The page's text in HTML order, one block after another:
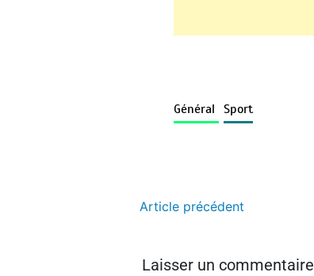
Général Sport
Article précédent
Laisser un commentaire